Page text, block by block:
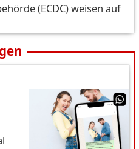
(ECDC) weisen auf